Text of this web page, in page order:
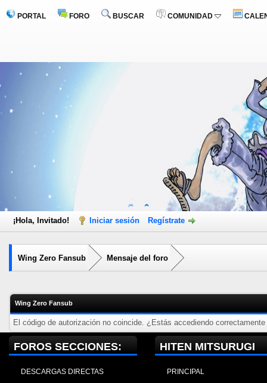
PORTAL FORO BUSCAR COMUNIDAD
¡Hola, Invitado! Iniciar sesión Regístrate
Wing Zero Fansub Mensaje del foro
Wing Zero Fansub
El código de autorización no coincide. ¿Estás accediendo
FOROS SECCIONES:
DESCARGAS DIRECTAS
HITEN MITSURUGI
PRINCIPAL